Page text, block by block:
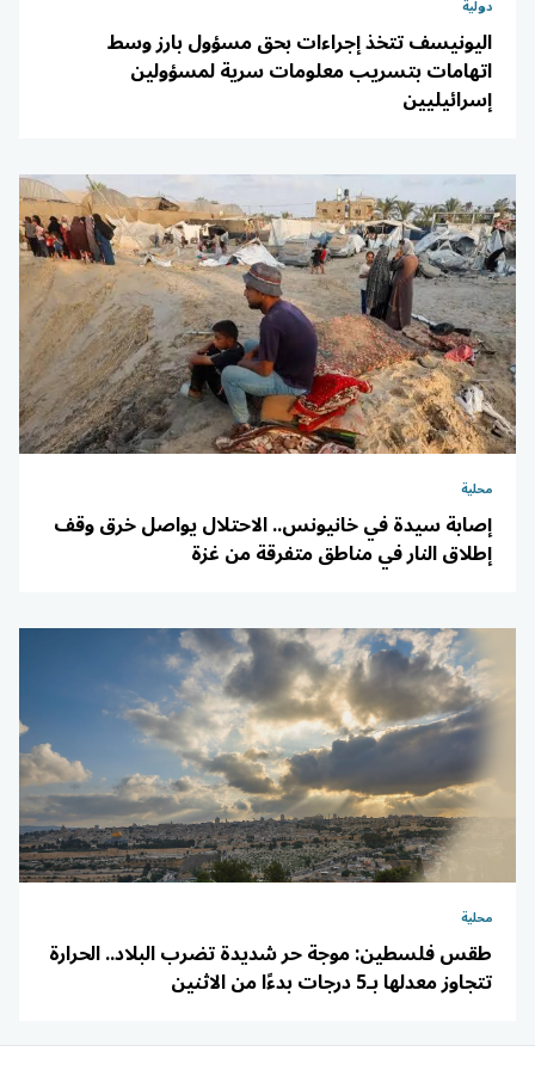
دولية
اليونيسف تتخذ إجراءات بحق مسؤول بارز وسط
اتهامات بتسريب معلومات سرية لمسؤولين
إسرائيليين
محلية
إصابة سيدة في خانيونس.. الاحتلال يواصل خرق وقف
إطلاق النار في مناطق متفرقة من غزة
محلية
طقس فلسطين: موجة حر شديدة تضرب البلاد.. الحرارة
تتجاوز معدلها بـ5 درجات بدءًا من الاثنين